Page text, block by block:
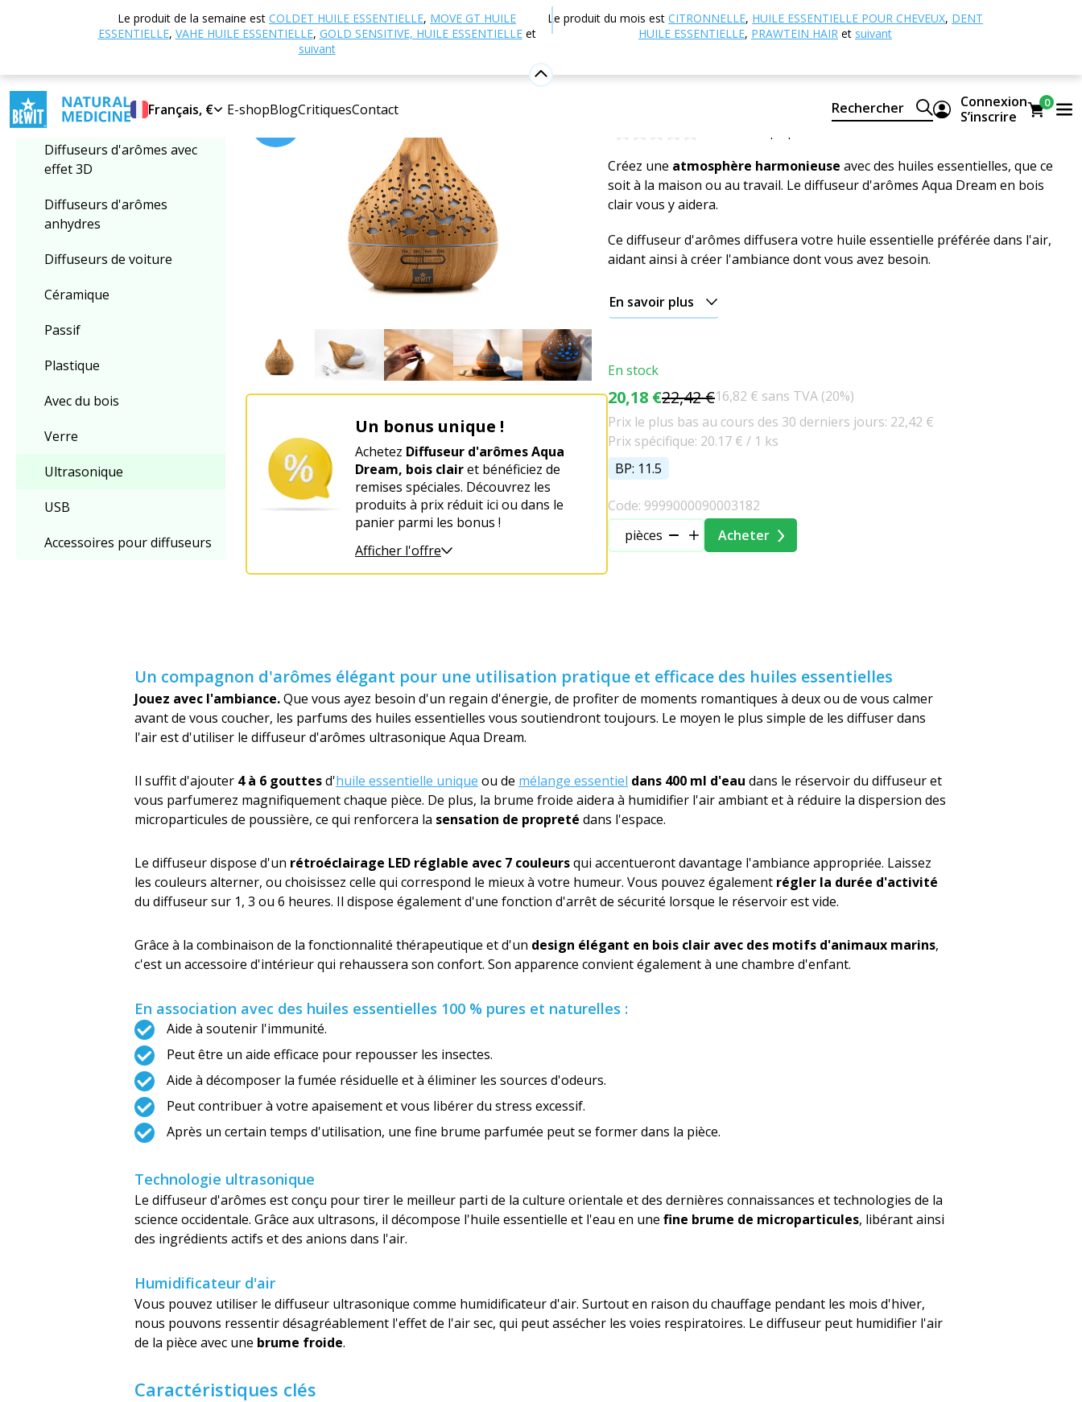
Le produit de la semaine est COLDET HUILE ESSENTIELLE, MOVE GT HUILE
ESSENTIELLE, VAHE HUILE ESSENTIELLE, GOLD SENSITIVE, HUILE ESSENTIELLEet
suivant
Le produit du mois est CITRONNELLE, HUILE ESSENTIELLE POUR CHEVEUX, DENT
HUILE ESSENTIELLE, PRAWTEIN HAIR et suivant
Français, € E-shopBlogCritiquesContact Rechercher
Connexion
S’inscrire
0
Sélectionner une
Ultrasonique
Diffuseurs d'arômes avec
effet 3D
Diffuseurs d'arômes
anhydres
Diffuseurs de voiture
Céramique
Passif
Plastique
Avec du bois
Verre
Ultrasonique
USB
Accessoires pour diffuseurs
Diffuseurs et diffuseurs d'arômes
Dream, bois clair
NOUVEAU
-10%
Un bonus unique !
Achetez Diffuseur d'arômes Aqua
Dream, bois clairet bénéficiez de
remises spéciales. Découvrez les
produits à prix réduit ici ou dans le
panier parmi les bonus !
Afficher l'offre
Diffuseur d'arômes Aqua Dream, bois
Créez une atmosphère harmonieuse avec des huiles essentielles, que ce
soit à la maison ou au travail. Le diffuseur d'arômes Aqua Dream en bois
clair vous y aidera.
Ce diffuseur d'arômes diffusera votre huile essentielle préférée dans l'air,
aidant ainsi à créer l'ambiance dont vous avez besoin.
En savoir plus
En stock
20,18 €22,42 €16,82 € sans TVA (20%)
Prix le plus bas au cours des 30 derniers jours: 22,42 €
Prix spécifique: 20.17 € / 1 ks
BP: 11.5
Code: 9999000090003182
pièces
Acheter
Un compagnon d'arômes élégant pour une utilisation pratique et efficace des huiles essentielles
Jouez avec l'ambiance.Que vous ayez besoin d'un regain d'énergie, de profiter de moments romantiques à deux ou de vous calmer
avant de vous coucher, les parfums des huiles essentielles vous soutiendront toujours. Le moyen le plus simple de les diffuser dans
l'air est d'utiliser le diffuseur d'arômes ultrasonique Aqua Dream.
Il suffit d'ajouter 4 à 6 gouttesd'huile essentielle unique ou de mélange essentiel dans 400 ml d'eau dans le réservoir du diffuseur et
vous parfumerez magnifiquement chaque pièce. De plus, la brume froide aidera à humidifier l'air ambiant et à réduire la dispersion des
microparticules de poussière, ce qui renforcera la sensation de propreté dans l'espace.
Le diffuseur dispose d'un rétroéclairage LED réglable avec 7 couleursqui accentueront davantage l'ambiance appropriée. Laissez
les couleurs alterner, ou choisissez celle qui correspond le mieux à votre humeur. Vous pouvez également régler la durée d'activité
du diffuseur sur 1, 3 ou 6 heures. Il dispose également d'une fonction d'arrêt de sécurité lorsque le réservoir est vide.
Grâce à la combinaison de la fonctionnalité thérapeutique et d'un design élégant en bois clair avec des motifs d'animaux marins,
c'est un accessoire d'intérieur qui rehaussera son confort. Son apparence convient également à une chambre d'enfant.
En association avec des huiles essentielles 100 % pures et naturelles :
Aide à soutenir l'immunité.
Peut être un aide efficace pour repousser les insectes.
Aide à décomposer la fumée résiduelle et à éliminer les sources d'odeurs.
Peut contribuer à votre apaisement et vous libérer du stress excessif.
Après un certain temps d'utilisation, une fine brume parfumée peut se former dans la pièce.
Technologie ultrasonique
Le diffuseur d'arômes est conçu pour tirer le meilleur parti de la culture orientale et des dernières connaissances et technologies de la
science occidentale. Grâce aux ultrasons, il décompose l'huile essentielle et l'eau en une fine brume de microparticules, libérant ainsi
des ingrédients actifs et des anions dans l'air.
Humidificateur d'air
Vous pouvez utiliser le diffuseur ultrasonique comme humidificateur d'air. Surtout en raison du chauffage pendant les mois d'hiver,
nous pouvons ressentir désagréablement l'effet de l'air sec, qui peut assécher les voies respiratoires. Le diffuseur peut humidifier l'air
de la pièce avec une brume froide.
Caractéristiques clés